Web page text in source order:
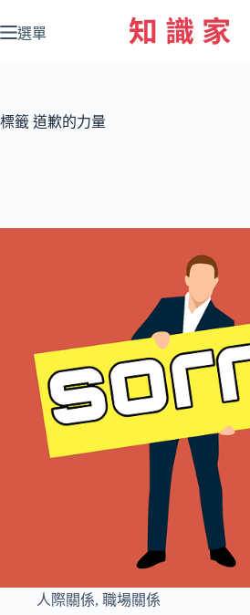
至
容
選單
標籤 道歉的力量
人際關係, 職場關係